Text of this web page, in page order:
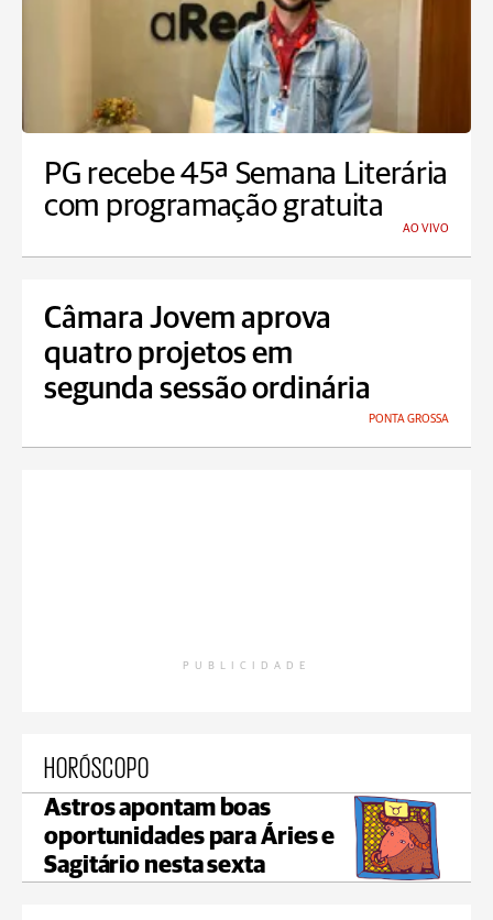
PG recebe 45ª Semana Literária
com programação gratuita
AO VIVO
Câmara Jovem aprova
quatro projetos em
segunda sessão ordinária
PONTA GROSSA
PUBLICIDADE
HORÓSCOPO
Astros apontam boas
oportunidades para Áries e
Sagitário nesta sexta